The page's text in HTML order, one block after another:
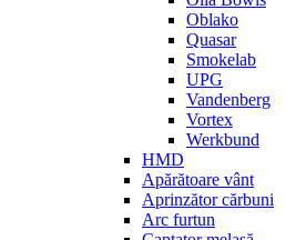
Oblako
Quasar
Smokelab
UPG
Vandenberg
Vortex
Werkbund
HMD
Apărătoare vânt
Aprinzător cărbuni
Arc furtun